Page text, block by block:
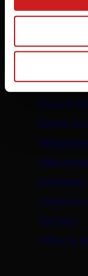
Säker
Om oss
Press &
Kunder &
Datahallar
Jobba
Partners
Villkor &